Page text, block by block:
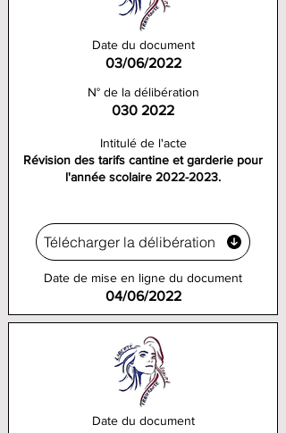
Date du document
03/06/2022
N° de la délibération
030 2022
Intitulé de l'acte
Révision des tarifs cantine et garderie pour
l'année scolaire 2022-2023.
Télécharger la délibération
Date de mise en ligne du document
04/06/2022
Date du document